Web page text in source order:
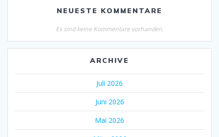
NEUESTE KOMMENTARE
Es sind keine Kommentare vorhanden.
ARCHIVE
Juli 2026
Juni 2026
Mai 2026